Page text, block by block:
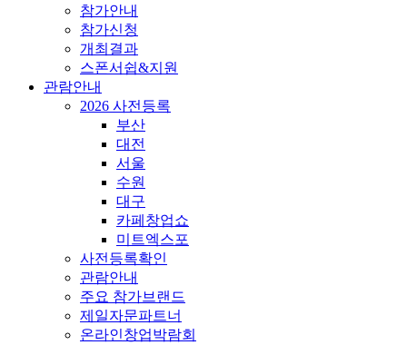
참가안내
참가신청
개최결과
스폰서쉽&지원
관람안내
2026 사전등록
부산
대전
서울
수원
대구
카페창업쇼
미트엑스포
사전등록확인
관람안내
주요 참가브랜드
제일자문파트너
온라인창업박람회